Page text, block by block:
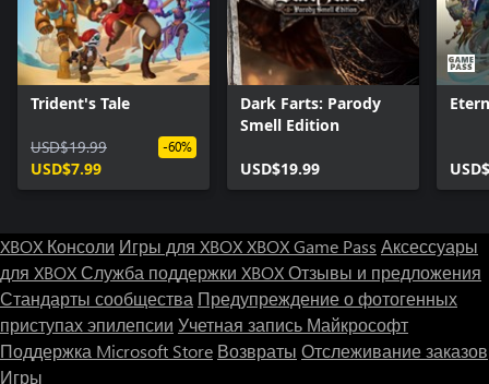
Trident's Tale
USD$19.99
USD$7.99
-60%
Dark Farts: Parody
Smell Edition
USD$19.99
XBOX Консоли Игры для XBOXXBOX Game Pass Аксессуары
для XBOXСлужба поддержки XBOXОтзывы и предложения
Стандарты сообщества Предупреждение о фотогенных
приступах эпилепсии Учетная запись Майкрософт
Поддержка Microsoft Store Возвраты Отслеживание заказов
Игры